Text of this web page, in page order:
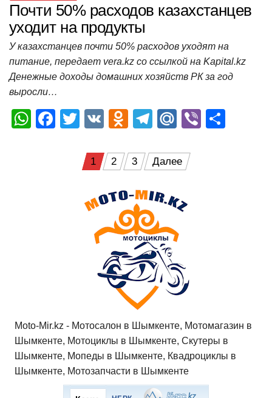
Почти 50% расходов казахстанцев
уходит на продукты
У казахстанцев почти 50% расходов уходят на
питание, передает vera.kz со ссылкой на Kapital.kz
Денежные доходы домашних хозяйств РК за год
выросли…
W F
T
tt
er
V
O
n
o
kl
a
ss
ni
ki
T
e
gr
a
m
M
.R
u
Vi
Пагинация
1 2 3 Далее
Moto-Mir.kz - Мотосалон в Шымкенте, Мотомагазин в
Шымкенте, Мотоциклы в Шымкенте, Скутеры в
Шымкенте, Мопеды в Шымкенте, Квадроциклы в
Шымкенте, Мотозапчасти в Шымкенте